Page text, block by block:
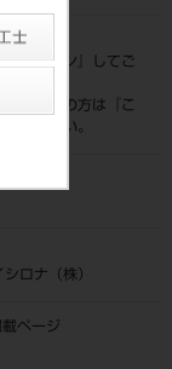
ログイン
』してご
録がまだの方は『
こ
録ください。
ロナ（株）
ページ